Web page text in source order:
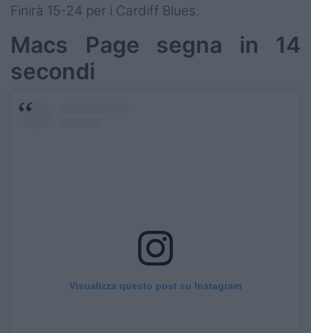
Finirà 15-24 per i Cardiff Blues.
Macs Page segna in 14
secondi
Visualizza questo post su Instagram